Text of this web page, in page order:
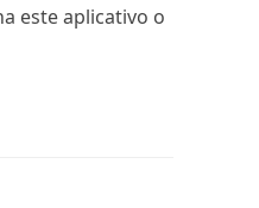
este aplicativo o